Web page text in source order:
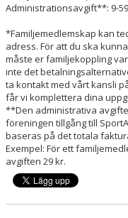
Administrationsavgift**: 9-59
*Familjemedlemskap kan
adress. För att du ska
måste er familjekoppling
inte det
ta kontakt med vårt kansli
får vi komplettera dina
**Den administrativa
föreningen tillgång till
baseras på det totala
Exempel: För ett
avgiften 29 kr.